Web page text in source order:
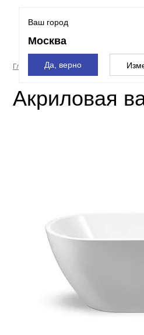
Ваш город
Москва
Да, верно
Главная страница
Акриловая